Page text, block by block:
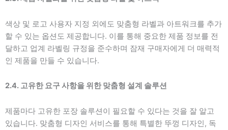
색상 및 로고 사용자 지정 외에도 맞춤형 라벨과 아트워크를 추가
할 수 있는 옵션도 제공합니다. 이를 통해 중요한 제품 정보를 전
달하고 업계 라벨링 규정을 준수하며 잠재 구매자에게 더 매력적
인 제품을 만들 수 있습니다.
2.4. 고유한 요구 사항을 위한 맞춤형 설계 솔루션
제품마다 고유한 포장 솔루션이 필요할 수 있다는 것을 잘 알고
있습니다. 맞춤형 디자인 서비스를 통해 특별한 뚜껑 디자인, 독